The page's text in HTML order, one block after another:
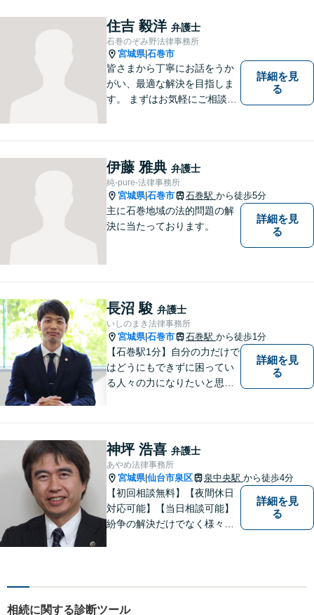
ら、お気軽にお声がけくださ
い。
住吉 毅洋 弁護士
石巻のぞみ野法律事務所
宮城県|石巻市
皆さまから丁寧にお話をうか
がい、最適な解決を目指しま
す。 まずはお気軽にご相談く
詳細を見
る
伊藤 雅典 弁護士
純-pure-法律事務所
宮城県|石巻市 石巻駅 から徒歩5分
主に石巻地域の法的問題の解
決に当たっております。
詳細を見
る
長沼 駿 弁護士
いしのまき法律事務所
宮城県|石巻市 石巻駅 から徒歩1分
【石巻駅1分】自分の力だけで
はどうにもできずに困ってい
る人々の力になりたいと思い
決ができるよう、サポートい
たします。ぜひ一度ご相談く
ださい。
詳細を見
る
神坪 浩喜 弁護士
あやめ法律事務所
宮城県|仙台市泉区 泉中央駅 から徒歩4分
【初回相談無料】【夜間休日
対応可能】【当日相談可能】
紛争の解決だけでなく様々な
是非一度ご相談ください。
詳細を見
る
相続に関する診断ツール